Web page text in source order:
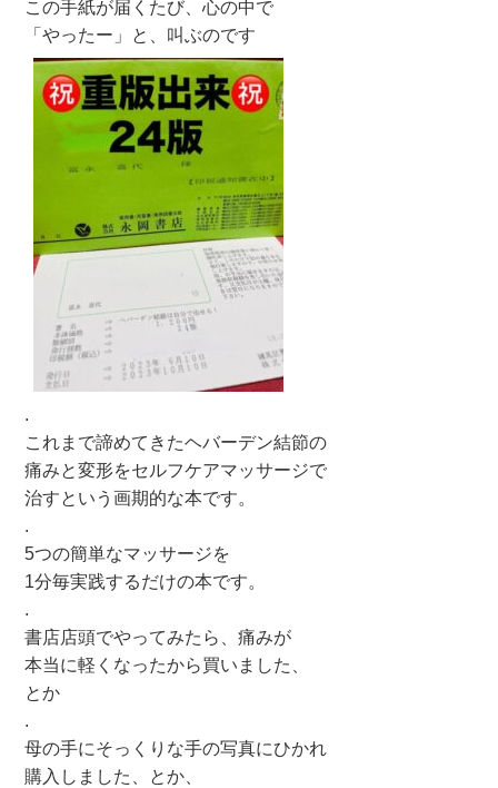
この手紙が届くたび、心の中で
「やったー」と、叫ぶのです
.
これまで諦めてきたヘバーデン結節の
痛みと変形をセルフケアマッサージで
治すという画期的な本です。
.
5つの簡単なマッサージを
1分毎実践するだけの本です。
.
書店店頭でやってみたら、痛みが
本当に軽くなったから買いました、
とか
.
母の手にそっくりな手の写真にひかれ
購入しました、とか、